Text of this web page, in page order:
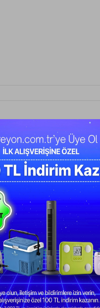
Ürün
Sandıklı
Yüz Boyalı Mdf Lam Alt Ve
Olarak Fabrikadan Adrese
Arası Karton İle Kaplanmakta
Yerine Sağlamlığı Arttırıcı
Olup Üst Ve Alt Kapak
Etkenler Bir Bazanın